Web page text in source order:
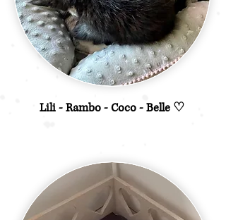
Lili - Rambo - Coco - Belle ♡